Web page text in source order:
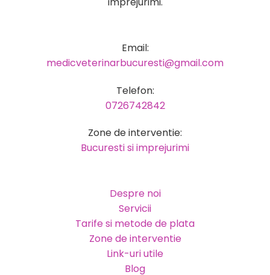
Email:
medicveterinarbucuresti@gmail.com
Telefon:
0726742842
Zone de interventie:
Bucuresti si imprejurimi
Despre noi
Servicii
Tarife si metode de plata
Zone de interventie
Link-uri utile
Blog